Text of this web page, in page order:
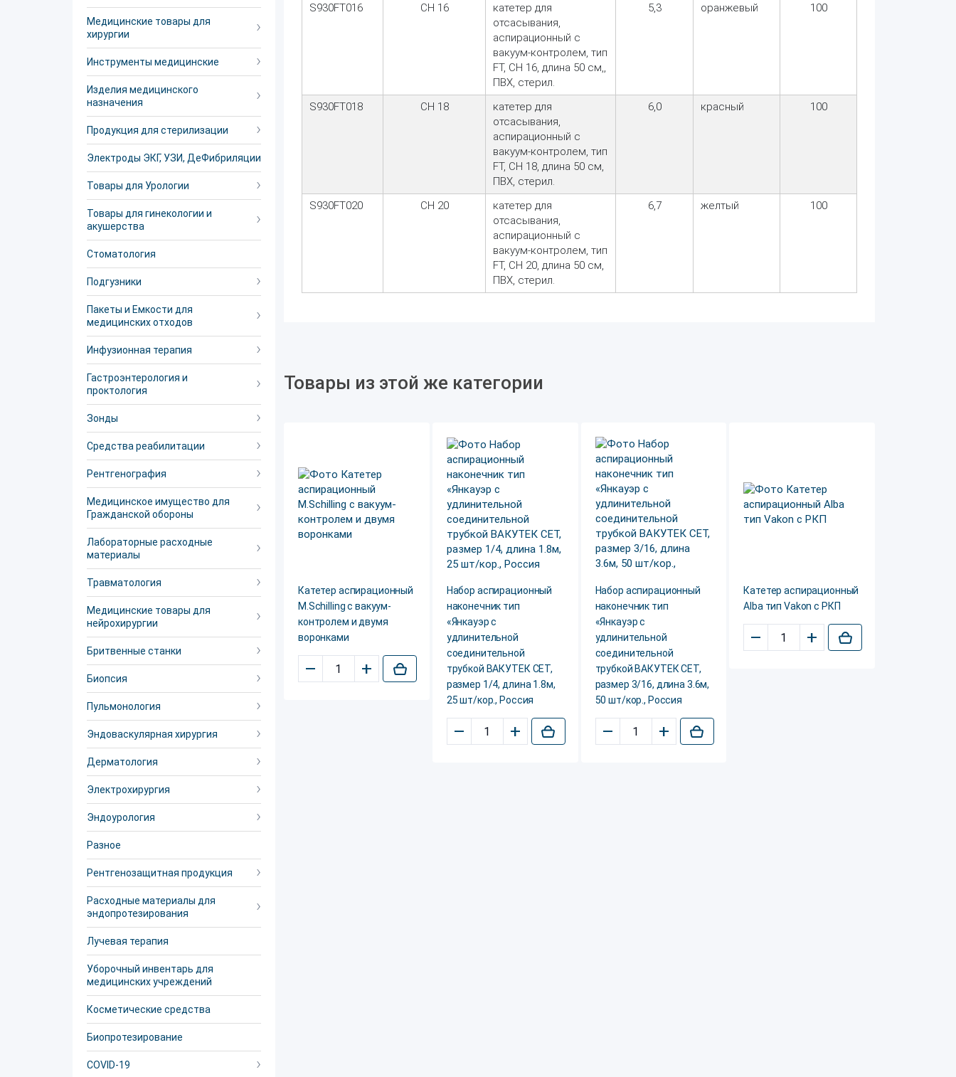
Медицинские товары для
хирургии
Инструменты медицинские
Изделия медицинского
назначения
Продукция для стерилизации
Электроды ЭКГ, УЗИ, ДеФибриляции
Товары для Урологии
Товары для гинекологии и
акушерства
Стоматология
Подгузники
Пакеты и Емкости для
медицинских отходов
Инфузионная терапия
Гастроэнтерология и
проктология
Зонды
Средства реабилитации
Рентгенография
Медицинское имущество для
Гражданской обороны
Лабораторные расходные
материалы
Травматология
Медицинские товары для
нейрохирургии
Бритвенные станки
Биопсия
Пульмонология
Эндоваскулярная хирургия
Дерматология
Электрохирургия
Эндоурология
Разное
Рентгенозащитная продукция
Расходные материалы для
эндопротезирования
Лучевая терапия
Уборочный инвентарь для
медицинских учреждений
Косметические средства
Биопротезирование
COVID-19
S930FT016 CH 16
катетер для
отсасывания,
аспирационный с
вакуум-контролем, тип
FT, CH 16, длина 50 см,,
ПВХ, стерил.
5,3 оранжевый 100
S930FT018 CH 18
катетер для
отсасывания,
аспирационный с
вакуум-контролем, тип
FT, CH 18, длина 50 см,
ПВХ, стерил.
6,0 красный 100
S930FT020 CH 20
катетер для
отсасывания,
аспирационный с
вакуум-контролем, тип
FT, CH 20, длина 50 см,
ПВХ, стерил.
6,7 желтый 100
Товары из этой же категории
Катетер аспирационный
M.Schilling с вакуум-
контролем и двумя
воронками
– +
Набор aспирационный
наконечник тип
«Янкауэр с
удлинительной
соединительной
трубкой ВАКУТЕК СЕТ,
размер 1/4, длина 1.8м,
25 шт/кор., Россия
– +
Набор aспирационный
наконечник тип
«Янкауэр с
удлинительной
соединительной
трубкой ВАКУТЕК СЕТ,
размер 3/16, длина 3.6м,
50 шт/кор., Россия
– +
Катетер аспирационный
Alba тип Vakon с РКП
– +